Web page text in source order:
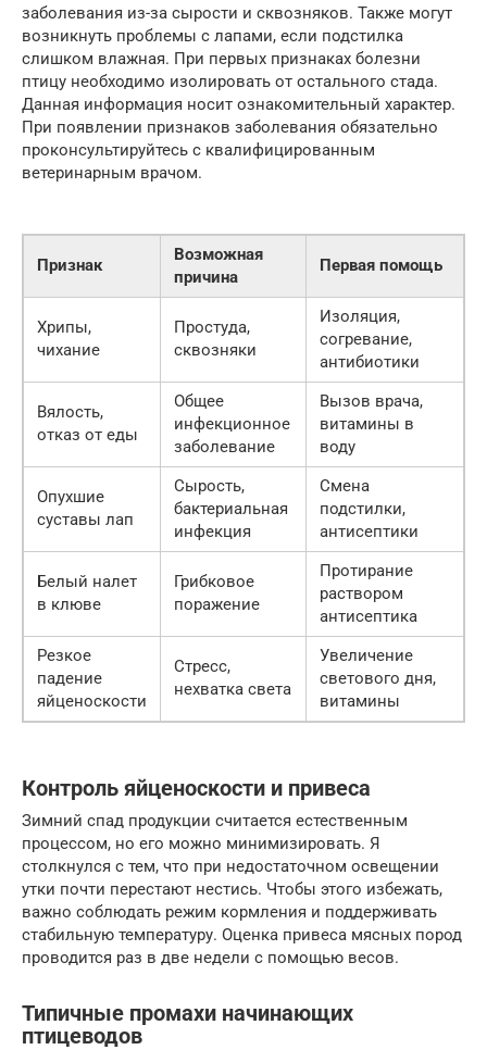
заболевания из-за сырости и сквозняков. Также могут
возникнуть проблемы с лапами, если подстилка
слишком влажная. При первых признаках болезни
птицу необходимо изолировать от остального стада.
Данная информация носит ознакомительный характер.
При появлении признаков заболевания обязательно
проконсультируйтесь с квалифицированным
ветеринарным врачом.
Признак
Возможная
причина
Первая помощь
Хрипы,
чихание
Простуда,
сквозняки
Изоляция,
согревание,
антибиотики
Вялость,
отказ от еды
Общее
инфекционное
заболевание
Вызов врача,
витамины в
воду
Опухшие
суставы лап
Сырость,
бактериальная
инфекция
Смена
подстилки,
антисептики
Белый налет
в клюве
Грибковое
поражение
Протирание
раствором
антисептика
Резкое
падение
яйценоскости
Стресс,
нехватка света
Увеличение
светового дня,
витамины
Контроль яйценоскости и привеса
Зимний спад продукции считается естественным
процессом, но его можно минимизировать. Я
столкнулся с тем, что при недостаточном освещении
утки почти перестают нестись. Чтобы этого избежать,
важно соблюдать режим кормления и поддерживать
стабильную температуру. Оценка привеса мясных пород
проводится раз в две недели с помощью весов.
Типичные промахи начинающих
птицеводов